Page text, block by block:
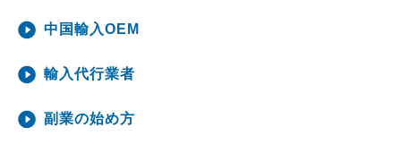
中国輸入OEM
輸入代行業者
副業の始め方